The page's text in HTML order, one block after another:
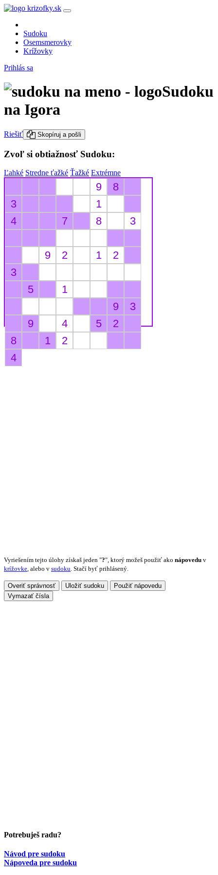
Sudoku
Osemsmerovky
Krížovky
Prihlás sa
Sudoku
na Igora
Riešiť Skopíruj a pošli
Zvoľ si obtiažnosť Sudoku:
Ľahké Stredne ťažké Ťažké Extrémne
Vyriešením tejto úlohy získaš jeden "?", ktorý možeš použiť ako nápovedu v
krížovke, alebo v sudoku. Stačí byť prihlásený.
Potrebuješ radu?
Návod pre sudoku
Nápoveda pre sudoku